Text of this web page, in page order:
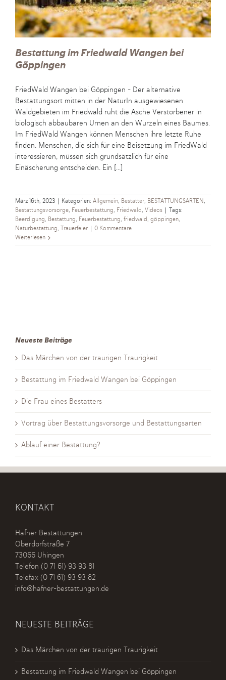
Bestattung im Friedwald Wangen bei
Göppingen
FriedWald Wangen bei Göppingen - Der alternative
Bestattungsort mitten in der NaturIn ausgewiesenen
Waldgebieten im Friedwald ruht die Asche Verstorbener in
biologisch abbaubaren Urnen an den Wurzeln eines Baumes.
Im FriedWald Wangen können Menschen ihre letzte Ruhe
finden. Menschen, die sich für eine Beisetzung im FriedWald
interessieren, müssen sich grundsätzlich für eine
Einäscherung entscheiden. Ein [...]
März 16th, 2023 Kategorien: Allgemein, Bestatter, BESTATTUNGSARTEN ,
Bestattungsvorsorge, Feuerbestattung, Friedwald , Videos
Tags:
Beerdigung, Bestattung, Feuerbestattung, friedwald , göppingen,
Naturbestattung, Trauerfeier
0 Kommentare
Weiterlesen
Neueste Beiträge
Das Märchen von der traurigen Traurigkeit
Bestattung im Friedwald Wangen bei Göppingen
Die Frau eines Bestatters
Vortrag über Bestattungsvorsorge und Bestattungsarten
Ablauf einer Bestattung?
KONTAKT
Hafner Bestattungen
Oberdorfstraße 7
73066 Uhingen
Telefon (0 71 61) 93 93 81
Telefax (0 71 61) 93 93 82
info@hafner-bestattungen.de
NEUESTE BEITRÄGE
Das Märchen von der traurigen Traurigkeit
Bestattung im Friedwald Wangen bei Göppingen